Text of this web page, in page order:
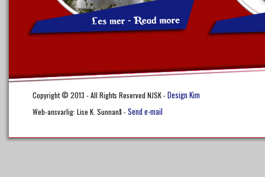
Copyright © 2013 - All Rights Reserved NJSK -Design Kim
Web-ansvarlig: Lise K. Sunnanå -Send e-mail